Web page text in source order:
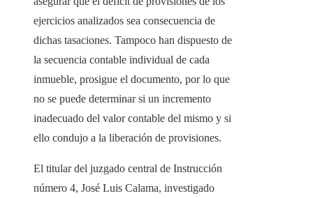
ejercicios analizados sea consecuencia de
dichas tasaciones. Tampoco han dispuesto de
la secuencia contable individual de cada
inmueble, prosigue el documento, por lo que
no se puede determinar si un incremento
inadecuado del valor contable del mismo y si
ello condujo a la liberación de provisiones.
El titular del juzgado central de Instrucción
número 4, José Luis Calama, investigado